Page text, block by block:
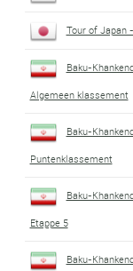
Tour of Japan
Baku-
Algemeen klassement
Baku-
Puntenklassement
Baku-
Etappe 5
Baku-